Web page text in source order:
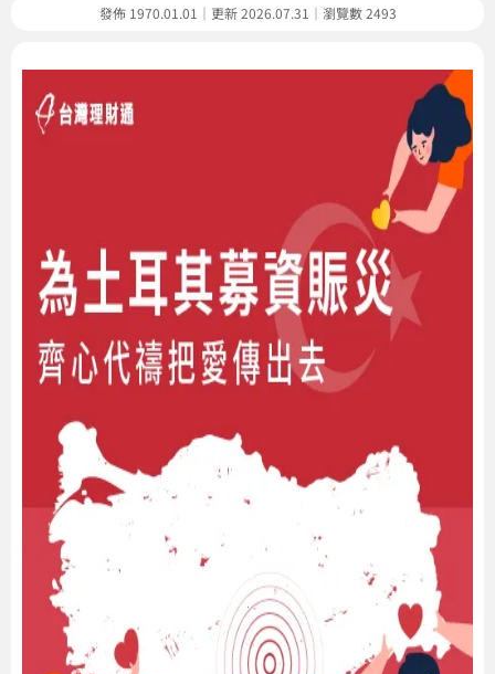
發佈 1970.01.01｜更新 2026.07.31｜瀏覽數 2493